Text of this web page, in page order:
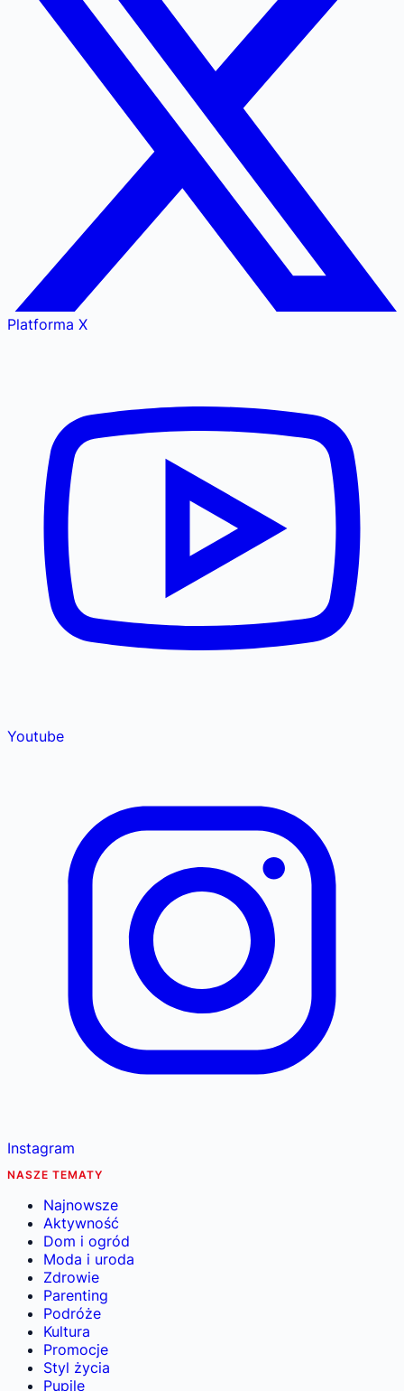
Platforma X
Youtube
Instagram
NASZE TEMATY
Najnowsze
Aktywność
Dom i ogród
Moda i uroda
Zdrowie
Parenting
Podróże
Kultura
Promocje
Styl życia
Pupile